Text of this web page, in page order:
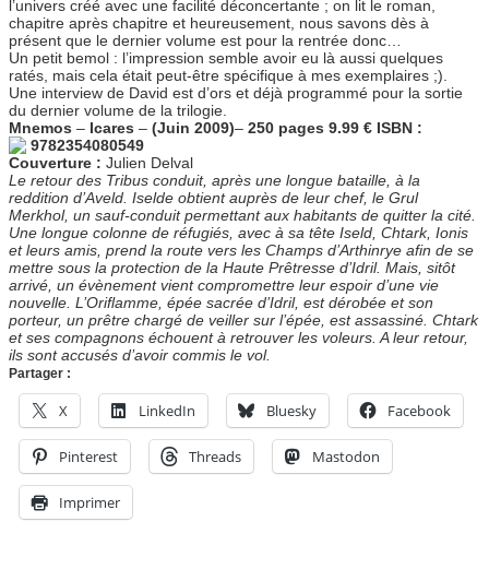
l’univers créé avec une facilité déconcertante ; on lit le roman,
chapitre après chapitre et heureusement, nous savons dès à
présent que le dernier volume est pour la rentrée donc…
Un petit bemol : l’impression semble avoir eu là aussi quelques
ratés, mais cela était peut-être spécifique à mes exemplaires ;).
Une interview de David est d’ors et déjà programmé pour la sortie
du dernier volume de la trilogie.
Mnemos – Icares – (Juin 2009)– 250 pages 9.99 € ISBN :
9782354080549
Couverture : Julien Delval
Le retour des Tribus conduit, après une longue bataille, à la
reddition d’Aveld. Iselde obtient auprès de leur chef, le Grul
Merkhol, un sauf-conduit permettant aux habitants de quitter la cité.
Une longue colonne de réfugiés, avec à sa tête Iseld, Chtark, Ionis
et leurs amis, prend la route vers les Champs d’Arthinrye afin de se
mettre sous la protection de la Haute Prêtresse d’Idril. Mais, sitôt
arrivé, un évènement vient compromettre leur espoir d’une vie
nouvelle. L’Oriflamme, épée sacrée d’Idril, est dérobée et son
porteur, un prêtre chargé de veiller sur l’épée, est assassiné. Chtark
et ses compagnons échouent à retrouver les voleurs. A leur retour,
ils sont accusés d’avoir commis le vol.
Partager :
X LinkedIn Bluesky Facebook
Pinterest Threads Mastodon
Imprimer